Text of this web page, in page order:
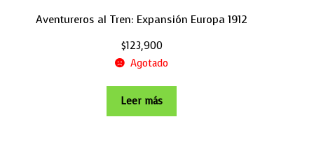
Aventureros al Tren: Expansión Europa 1912
$123,900
Agotado
Leer más